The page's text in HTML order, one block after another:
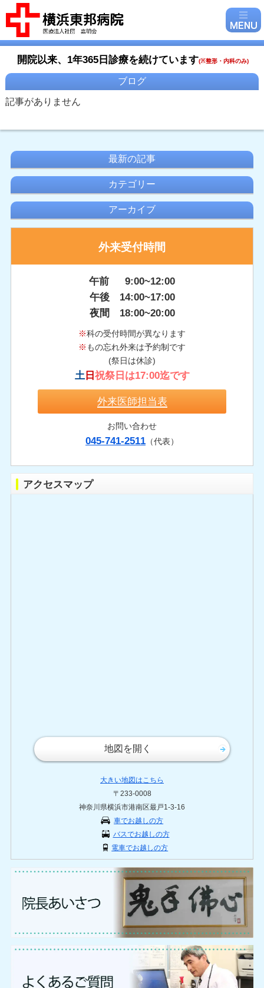
開院以来、1年365日診療を続けています(※整形・内科のみ)
ブログ
記事がありません
最新の記事
カテゴリー
アーカイブ
外来受付時間
午前 9:00~12:00
午後 14:00~17:00
夜間 18:00~20:00
※科の受付時間が異なります
※ もの忘れ外来は予約制です
(祭日は休診)
土日祝祭日は17:00迄です
外来医師担当表
お問い合わせ
045-741-2511 （代表）
アクセスマップ
地図を開く
大きい地図はこちら
〒233-0008
神奈川県横浜市港南区最戸1-3-16
車でお越しの方
バスでお越しの方
電車でお越しの方